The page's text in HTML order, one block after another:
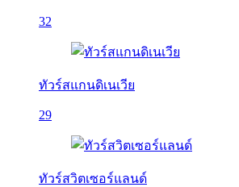
32
ทัวร์สแกนดิเนเวีย
29
ทัวร์สวิตเซอร์แลนด์